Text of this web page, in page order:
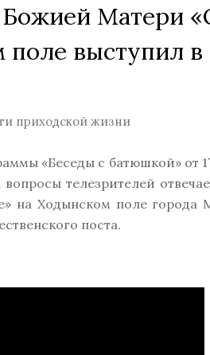
Матери
выступил
приходской жизни
«Беседы с батюшкой» от
телезрителей
на Ходынском поле города
поста.